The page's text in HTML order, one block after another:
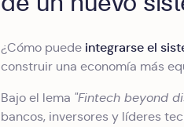
¿Cómo puede integrarse el
construir una economía más
Bajo el lema "Fintech beyond
bancos, inversores y líderes